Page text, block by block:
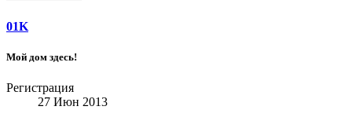
01K
Мой дом здесь!
Регистрация
27 Июн 2013